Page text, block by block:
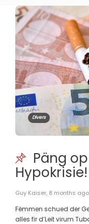
Divers
Päng
Hypokrisie!
Guy Kaiser, 8 months ago
Fëmmen schued der
alles fir d’Leit virum